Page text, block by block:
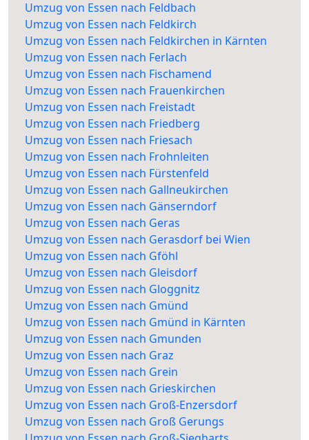
Umzug von Essen nach Feldbach
Umzug von Essen nach Feldkirch
Umzug von Essen nach Feldkirchen in Kärnten
Umzug von Essen nach Ferlach
Umzug von Essen nach Fischamend
Umzug von Essen nach Frauenkirchen
Umzug von Essen nach Freistadt
Umzug von Essen nach Friedberg
Umzug von Essen nach Friesach
Umzug von Essen nach Frohnleiten
Umzug von Essen nach Fürstenfeld
Umzug von Essen nach Gallneukirchen
Umzug von Essen nach Gänserndorf
Umzug von Essen nach Geras
Umzug von Essen nach Gerasdorf bei Wien
Umzug von Essen nach Gföhl
Umzug von Essen nach Gleisdorf
Umzug von Essen nach Gloggnitz
Umzug von Essen nach Gmünd
Umzug von Essen nach Gmünd in Kärnten
Umzug von Essen nach Gmunden
Umzug von Essen nach Graz
Umzug von Essen nach Grein
Umzug von Essen nach Grieskirchen
Umzug von Essen nach Groß-Enzersdorf
Umzug von Essen nach Groß Gerungs